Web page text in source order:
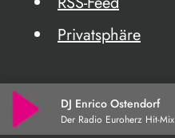
Privatsphäre
DJ Enrico Ostendorf
Der Radio Euroherz Hit-Mix